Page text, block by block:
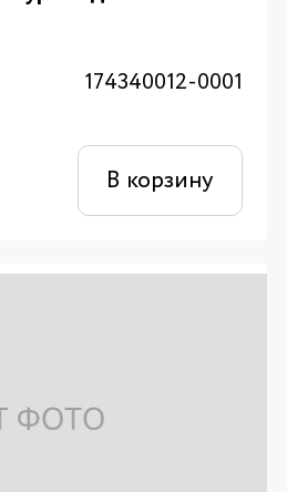
174340012-0001
В корзину